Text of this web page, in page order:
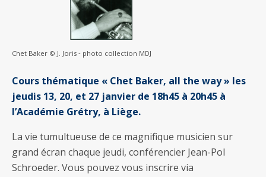
Chet Baker © J. Joris ‐ photo collection MDJ
Cours thématique « Chet Baker, all the way » les
jeudis 13, 20, et 27 janvier de 18h45 à 20h45 à
l’Académie Grétry, à Liège.
La vie tumultueuse de ce magnifique musicien sur
grand écran chaque jeudi, conférencier Jean-Pol
Schroeder. Vous pouvez vous inscrire via